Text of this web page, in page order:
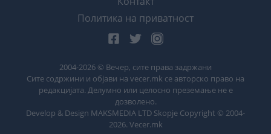
Политика на приватност
2004-2026 © Вечер, сите права задржани
Сите содржини и објави на vecer.mk се авторско право на
редакцијата. Делумно или целосно преземање не е
дозволено.
Develop & Design MAKSMEDIA LTD Skopje Copyright © 2004-
2026. Vecer.mk